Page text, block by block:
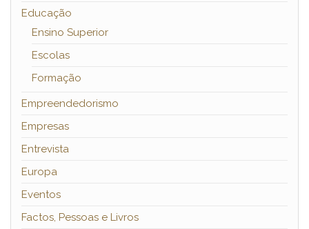
Educação
Ensino Superior
Escolas
Formação
Empreendedorismo
Empresas
Entrevista
Europa
Eventos
Factos, Pessoas e Livros